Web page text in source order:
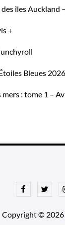
îles Auckland
+
Bleues 2026
mers : tome 1 –
FacebookTwitter
Copyright © 2026